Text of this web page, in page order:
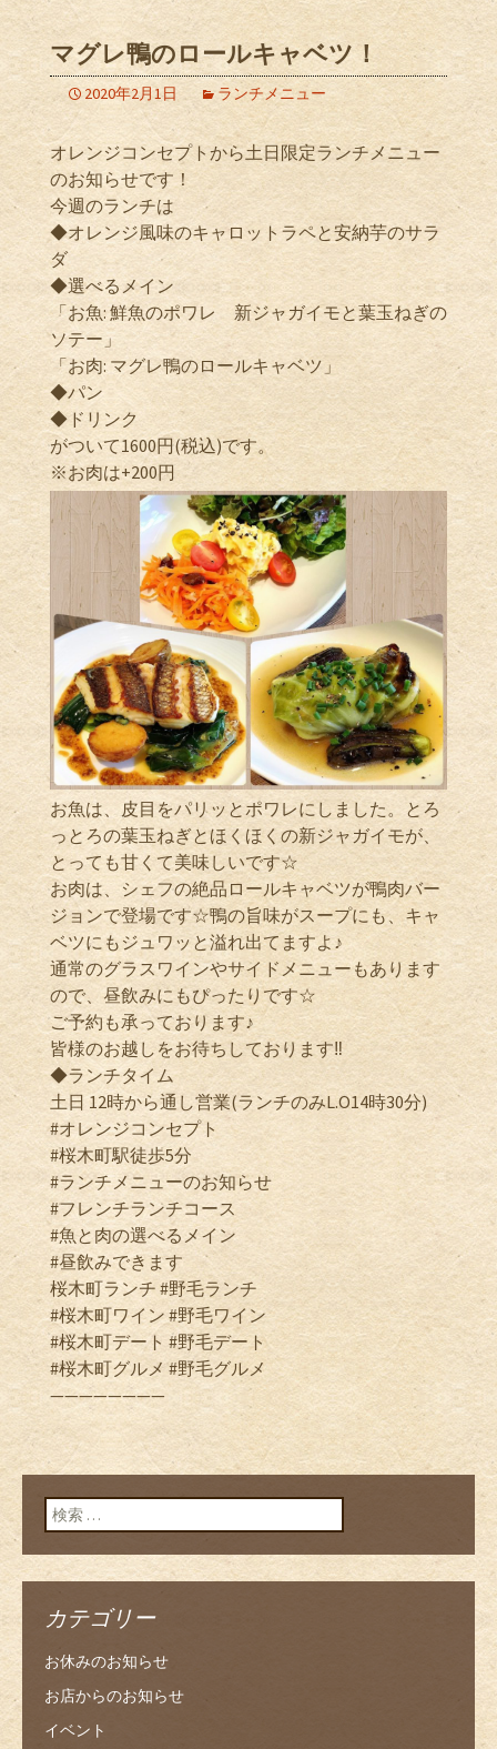
マグレ鴨のロールキャベツ！
2020年2月1日 ランチメニュー
オレンジコンセプトから土日限定ランチメニュー
のお知らせです！
今週のランチは
◆オレンジ風味のキャロットラペと安納芋のサラ
ダ
◆選べるメイン
「お魚: 鮮魚のポワレ 新ジャガイモと葉玉ねぎの
ソテー」
「お肉: マグレ鴨のロールキャベツ」
◆パン
◆ドリンク
がついて1600円(税込)です。
※お肉は+200円
お魚は、皮目をパリッとポワレにしました。とろ
っとろの葉玉ねぎとほくほくの新ジャガイモが、
とっても甘くて美味しいです☆
お肉は、シェフの絶品ロールキャベツが鴨肉バー
ジョンで登場です☆鴨の旨味がスープにも、キャ
ベツにもジュワッと溢れ出てますよ♪
通常のグラスワインやサイドメニューもあります
ので、昼飲みにもぴったりです☆
ご予約も承っております♪
皆様のお越しをお待ちしております‼️
◆ランチタイム
土日 12時から通し営業(ランチのみL.O14時30分)
#オレンジコンセプト
#桜木町駅徒歩5分
#ランチメニューのお知らせ
#フレンチランチコース
#魚と肉の選べるメイン
#昼飲みできます
桜木町ランチ #野毛ランチ
#桜木町ワイン #野毛ワイン
#桜木町デート #野毛デート
#桜木町グルメ #野毛グルメ
————————
検索:
カテゴリー
お休みのお知らせ
お店からのお知らせ
イベント